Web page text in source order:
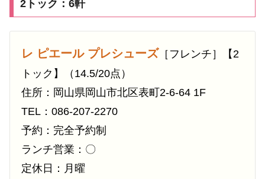
2トック：6軒
レ ピエール プレシューズ［フレンチ］【2
トック】（14.5/20点）
住所：岡山県岡山市北区表町2-6-64 1F
TEL：086-207-2270
予約：完全予約制
ランチ営業：〇
定休日：月曜